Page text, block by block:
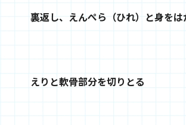
裏返し、えんぺら（ひれ）と身をは
えりと軟骨部分を切りとる